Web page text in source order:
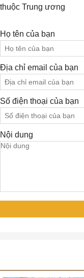
thuộc Trung ương
Họ tên của bạn
Địa chỉ email của bạn
Số điện thoại của bạn
Nội dung